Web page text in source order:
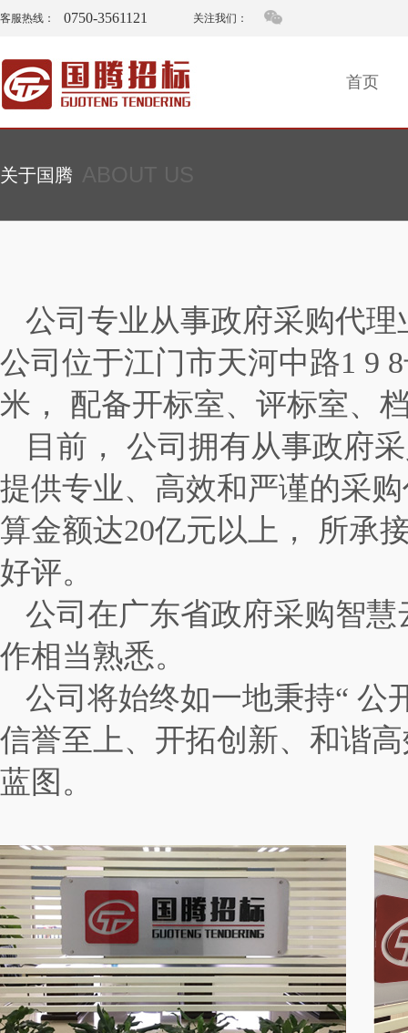
客服热线： 0750-3561121 关注我们：
首页
关于国腾
公司专业从事政府采购代
公司位于江门市天河中路1 9 8
米， 配备开标室、评标室、
目前， 公司拥有从事政府
提供专业、高效和严谨的采
算金额达20亿元以上， 所承
好评。
公司在广东省政府采购智
作相当熟悉。
公司将始终如一地秉持“ 公
信誉至上、开拓创新、和谐
蓝图。